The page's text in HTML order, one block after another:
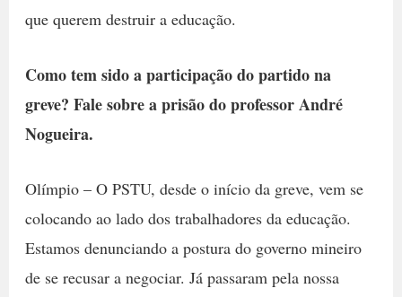
que querem destruir a educação.
Como tem sido a participação do partido na
greve? Fale sobre a prisão do professor André
Nogueira.
Olímpio – O PSTU, desde o início da greve, vem se
colocando ao lado dos trabalhadores da educação.
Estamos denunciando a postura do governo mineiro
de se recusar a negociar. Já passaram pela nossa